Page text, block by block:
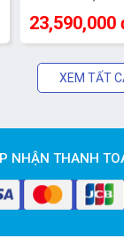
nhôm, Màu Bạc
23,590,000
XEM TẤT
NHẬN THANH